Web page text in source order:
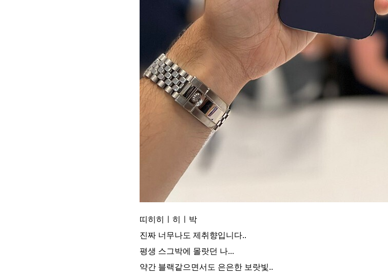
띠히히ㅣ히ㅣ박
진짜 너무나도 제취향입니다..
평생 스그박에 몰랏던 나...
약간 블랙같으면서도 은은한 보랏빛..